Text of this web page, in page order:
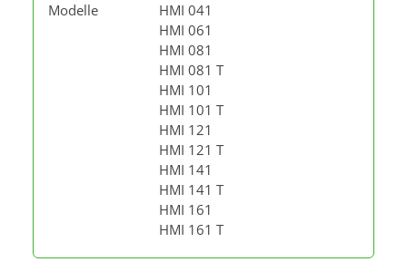
Modelle
HMI 041
HMI 061
HMI 081
HMI 081 T
HMI 101
HMI 101 T
HMI 121
HMI 121 T
HMI 141
HMI 141 T
HMI 161
HMI 161 T